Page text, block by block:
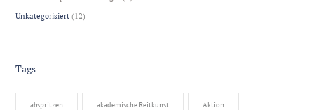
Unkategorisiert (12)
Tags
abspritzen akademische Reitkunst Aktion